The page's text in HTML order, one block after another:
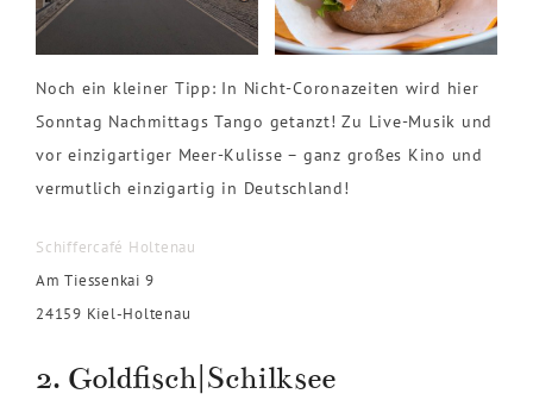
Noch ein kleiner Tipp: In Nicht-Coronazeiten wird hier
Sonntag Nachmittags Tango getanzt! Zu Live-Musik und
vor einzigartiger Meer-Kulisse – ganz großes Kino und
vermutlich einzigartig in Deutschland!
Schiffercafé Holtenau
Am Tiessenkai 9
24159 Kiel-Holtenau
2. Goldfisch|Schilksee